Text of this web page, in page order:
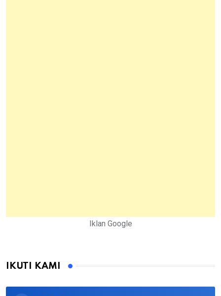
Iklan Google
IKUTI KAMI